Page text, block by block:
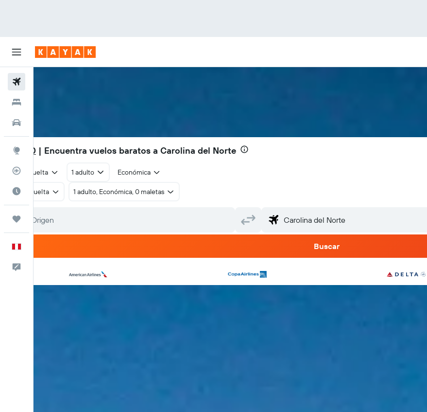
Explore
Rastreador
Cuándo ir
Trips
S/ 980 | Encuentra vuelos baratos a Carolina del Norte
Ida y vuelta 1 adulto Económica
Ida y vuelta 1 adulto, Económica, 0 maletas
Buscar